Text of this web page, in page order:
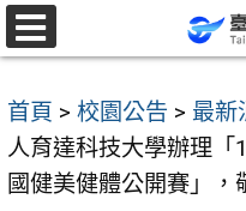
跳
至
要
內
容
首頁 > 校園公告 > 最新
人育達科技大學辦理
國健美健體公開賽」，
選
單